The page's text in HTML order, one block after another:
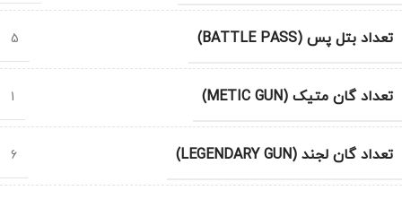
تعداد بتل پس (BATTLE PASS) 5
تعداد گان متیک (METIC GUN) 1
تعداد گان لجند (LEGENDARY GUN) 6